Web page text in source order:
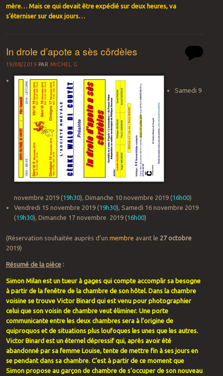
mère… Mais ce qui devait être expédié sur deux heures, va
s’éterniser sur deux jours…
In drole d’apote a sès côrdèles
19/08/2019 PAR MICHEL G
Samedi 9
novembre 2019 (19h30), Dimanche 10 novembre 2019 (16h00)
Vendredi 15 novembre 2019 (19h30), Samedi 16 novembre 2019
(19h30), Dimanche 17 novembre 2019 (16h00)
(Réservation souhaitée auprès d’un membre avant le 27 octobre
2019)
Résumé de la pièce:
Simon Milan est un tueur à gages qui compte accomplir sa besogne
à partir de la fenêtre de la chambre de son hôtel. Dans la chambre
voisine se trouve Victor Binard qui est venu pour photographier
celui que son voisin de chambre veut éliminer. Une porte
communicante entre les deux chambres sera à l’origine de
quiproquos et de situations plus loufoques les unes que les autres.
Victor Binard est un éternel dépressif qui, après avoir été
abandonné par sa femme Louise, tente de mettre fin à ses jours en
se pendant dans sa chambre. C’est à partir de ce moment que
Simon propose au garçon de chambre de s’occuper de son nouveau